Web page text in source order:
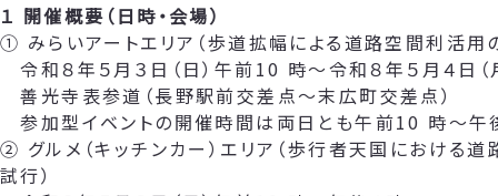
１ 開催概要（日時・会場）
① みらいアートエリア（歩道拡幅による道路空間利活用
令和８年５月３日（日）午前10 時～令和８年５月４日（
善光寺表参道（長野駅前交差点～末広町交差点）
参加型イベントの開催時間は両日とも午前10 時～午
② グルメ（キッチンカー）エリア（歩行者天国における
試行）